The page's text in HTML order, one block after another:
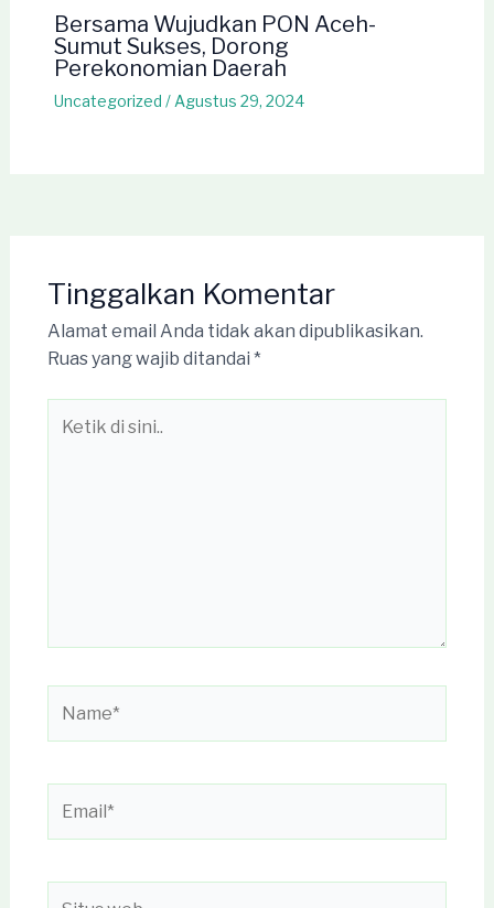
Bersama Wujudkan PON Aceh-
Sumut Sukses, Dorong
Perekonomian Daerah
Uncategorized / Agustus 29, 2024
Tinggalkan Komentar
Alamat email Anda tidak akan dipublikasikan.
Ruas yang wajib ditandai *